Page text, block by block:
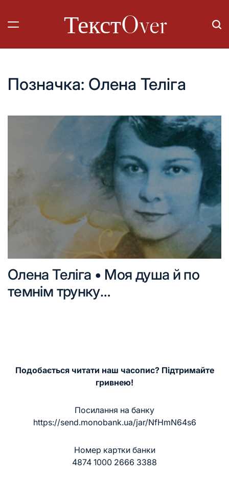
вмісту
ТекстOver
Позначка: Олена Теліга
Олена Теліга • Моя душа й по
темнім трунку…
Подобається читати наш часопис? Підтримайте
гривнею!
Посилання на банку
https://send.monobank.ua/jar/NfHmN64s6
Номер картки банки
4874 1000 2666 3388